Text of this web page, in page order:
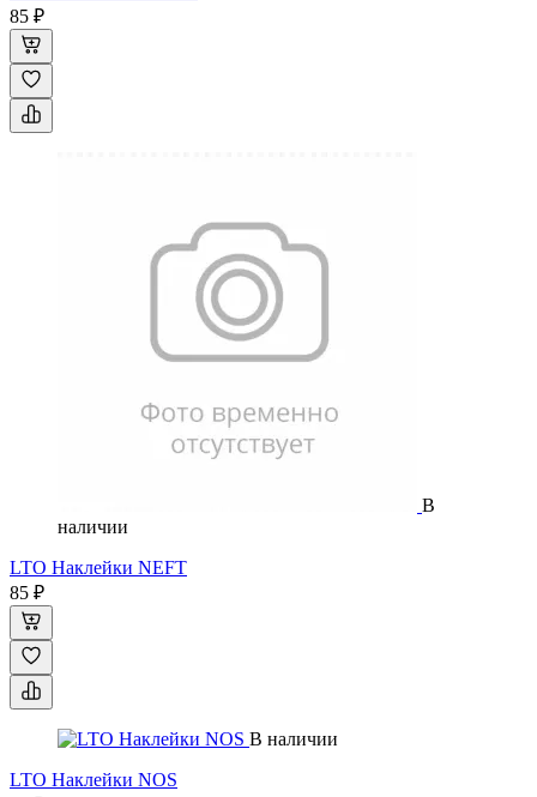
85 ₽
В
наличии
LTO Наклейки NEFT
85 ₽
В наличии
LTO Наклейки NOS